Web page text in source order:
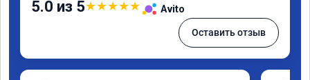
5.0 из 5★★★★★ Avito
Оставить отзыв